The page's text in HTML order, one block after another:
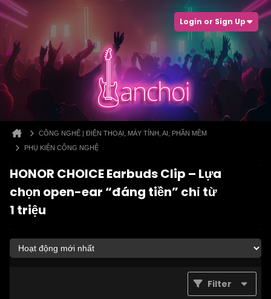
Login or Sign Up
CÔNG NGHỆ | ĐIỆN THOẠI, MÁY TÍNH, AI, PHẦN MỀM
PHỤ KIỆN CÔNG NGHỆ
HONOR CHOICE Earbuds Clip – Lựa
chọn open-ear “đáng tiền” chỉ từ
1 triệu
Filter